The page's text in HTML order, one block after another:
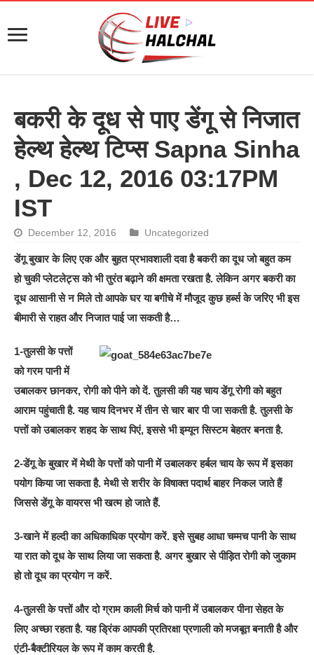
बकरी के दूध से पाए डेंगू से निजात
हेल्थ हेल्थ टिप्स Sapna Sinha
, Dec 12, 2016 03:17PM
IST
December 12, 2016 Uncategorized
डेंगू बुखार के लिए एक और बुहत प्रभावशाली दवा है बकरी का दूध जो बहुत कम
हो चुकी प्लेटलेट्स को भी तुरंत बढ़ाने की क्षमता रखता है. लेकिन अगर बकरी का
दूध आसानी से न मिले तो आपके घर या बगीचे में मौजूद कुछ हर्ब्स के जरिए भी इस
बीमारी से राहत और निजात पाई जा सकती है…
1-तुलसी के पत्तों
को गरम पानी में
उबालकर छानकर, रोगी को पीने को दें. तुलसी की यह चाय डेंगू रोगी को बहुत
आराम पहुंचाती है. यह चाय दिनभर में तीन से चार बार पी जा सकती है. तुलसी के
पत्तों को उबालकर शहद के साथ पिएं, इससे भी इम्यून सिस्टम बेहतर बनता है.
2-डेंगू के बुखार में मेथी के पत्तों को पानी में उबालकर हर्बल चाय के रूप में इसका
पयोग किया जा सकता है. मेथी से शरीर के विषाक्त पदार्थ बाहर निकल जाते हैं
जिससे डेंगू के वायरस भी खत्म हो जाते हैं.
3-खाने में हल्दी का अधिकाधिक प्रयोग करें. इसे सुबह आधा चम्मच पानी के साथ
या रात को दूध के साथ लिया जा सकता है. अगर बुखार से पीड़ित रोगी को जुकाम
हो तो दूध का प्रयोग न करें.
4-तुलसी के पत्तों और दो ग्राम काली मिर्च को पानी में उबालकर पीना सेहत के
लिए अच्छा रहता है. यह ड्रिंक आपकी प्रतिरक्षा प्रणाली को मजबूत बनाती है और
एंटी-बैक्टीरियल के रूप में काम करती है.